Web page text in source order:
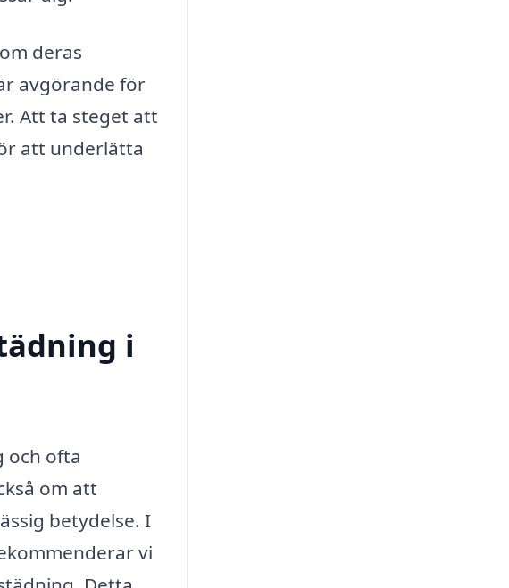
deras
avgörande för
Att ta steget att
att underlätta
i
och ofta
om att
betydelse. I
vi